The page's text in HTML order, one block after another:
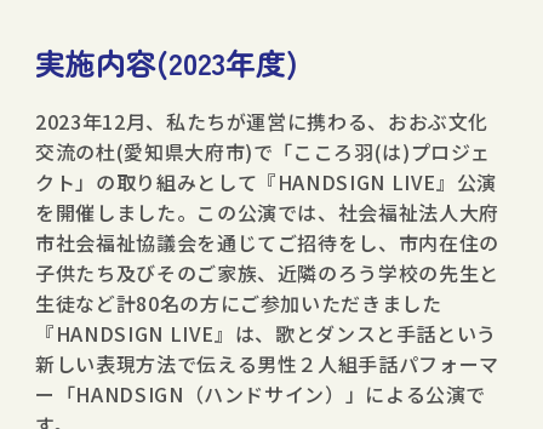
実施内容(2023年度)
2023年12月、私たちが運営に携わる、おおぶ文化
交流の杜(愛知県大府市)で「こころ羽(は)プロジェ
クト」の取り組みとして『HANDSIGN LIVE』公演
を開催しました。この公演では、社会福祉法人大府
市社会福祉協議会を通じてご招待をし、市内在住の
子供たち及びそのご家族、近隣のろう学校の先生と
生徒など計80名の方にご参加いただきました
『HANDSIGN LIVE』は、歌とダンスと手話という
新しい表現方法で伝える男性２人組手話パフォーマ
ー「HANDSIGN（ハンドサイン）」による公演で